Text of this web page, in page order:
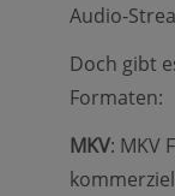
Audio-
Doch gibt
Formaten:
MKV: MKV